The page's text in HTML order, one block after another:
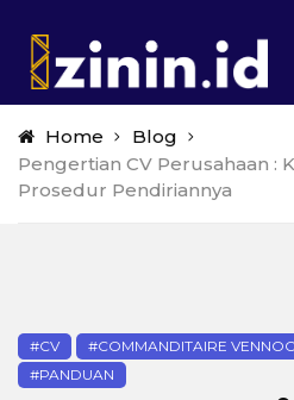
Home
Blog
Pengertian CV Perusahaan :
Prosedur Pendiriannya
#CV #COMMANDITAIRE
#PANDUAN